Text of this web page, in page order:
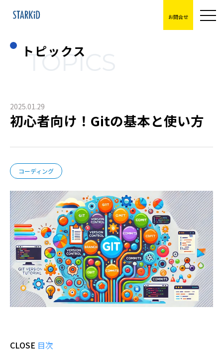
お問合せ
トピックス
TOPICS
2025.01.29
初心者向け！Gitの基本と使い方
コーディング
CLOSE 目次